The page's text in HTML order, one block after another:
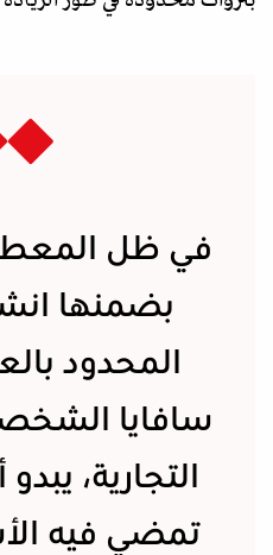
في ظل
بضمنها
المحدود
سافايا
التجارية،
تمضي فيه